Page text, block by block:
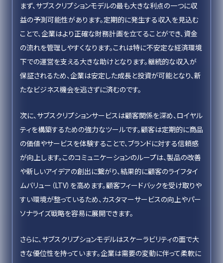
まず、サブスクリプションモデルの最も大きな利点の一つに収
益の予測可能性があります。定期的に発生する収入を見込む
ことで、企業はより正確な財務計画を立てることができ、資金
の流れを管理しやすくなります。これは特に不安定な経済環境
下での運営を支える大きな助けとなります。継続的な収入が
保証されるため、企業は安定した成長と投資が可能となり、新
たなビジネス機会を逃さずに済むのです。
次に、サブスクリプションサービスは顧客関係を深め、ロイヤル
ティを構築するための強力なツールです。顧客は定期的に商品
の価値やサービスを体験することで、ブランドに対する信頼感
が向上します。このコミュニケーションのループは、製品の改善
や新しいアイデアの創出に繋がり、結果的に顧客のライフタイ
ムバリュー（LTV）を高めます。顧客フィードバックを受け取りや
すい環境が整っているため、カスタマーサービスの向上やパー
ソナライズ戦略を容易に展開できます。
さらに、サブスクリプションモデルはスケーラビリティの面で大
きな優位性を持っています。企業は需要の変動に伴って柔軟に